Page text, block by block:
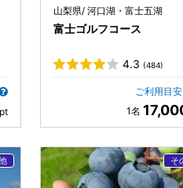
山梨県/ 河口湖・富士五湖
富士ゴルフコース
4.3 (484)
ご利用目安